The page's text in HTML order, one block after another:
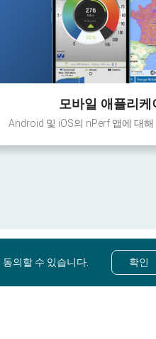
모바일 애플리케
Android 및 iOS의 nPerf 앱에 대
동의할 수 있습니다. 확인